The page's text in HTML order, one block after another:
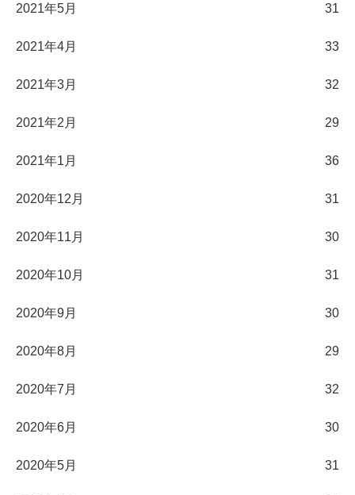
2021年5月 31
2021年4月 33
2021年3月 32
2021年2月 29
2021年1月 36
2020年12月 31
2020年11月 30
2020年10月 31
2020年9月 30
2020年8月 29
2020年7月 32
2020年6月 30
2020年5月 31